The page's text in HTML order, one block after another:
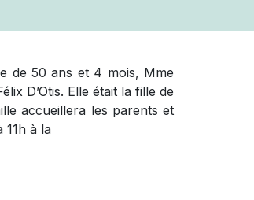
de 50 ans et 4 mois, Mme
D’Otis. Elle était la fille de
accueillera les parents et
11h à la